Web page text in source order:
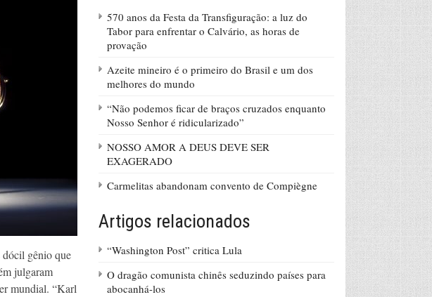
dócil gênio que
julgaram
mundial. “Karl
570 anos da Festa da Transfiguração: a luz do
Tabor para enfrentar o Calvário, as horas de
provação
Azeite mineiro é o primeiro do Brasil e um dos
melhores do mundo
“Não podemos ficar de braços cruzados enquanto
Nosso Senhor é ridicularizado”
NOSSO AMOR A DEUS DEVE SER
EXAGERADO
Carmelitas abandonam convento de Compiègne
Artigos relacionados
“Washington Post” critica Lula
O dragão comunista chinês seduzindo países para
abocanhá-los